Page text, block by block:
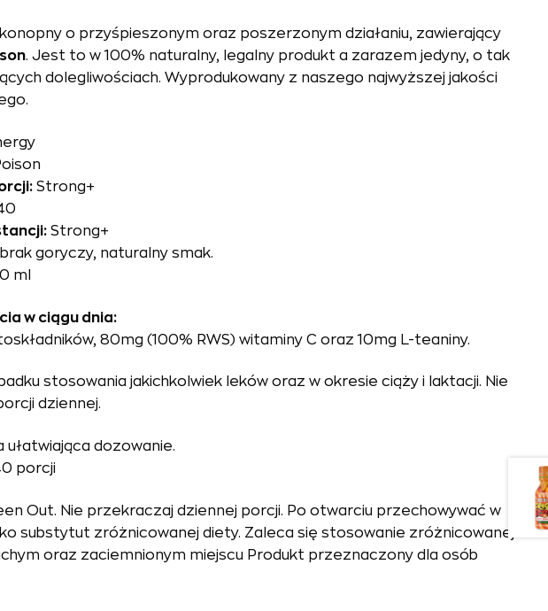
o przyśpieszonym oraz poszerzonym działaniu, zawierający
. Jest to w 100% naturalny, legalny produkt a zarazem jedyny, o tak
dolegliwościach. Wyprodukowany z naszego najwyższej jakości
Strong+
Strong+
goryczy, naturalny smak.
ml
w ciągu dnia:
80mg (100% RWS) witaminy C oraz 10mg L-teaniny.
stosowania jakichkolwiek leków oraz w okresie ciąży i laktacji. Nie
dziennej.
ułatwiająca dozowanie.
porcji
Out. Nie przekraczaj dziennej porcji. Po otwarciu przechowywać w
substytut zróżnicowanej diety. Zaleca się stosowanie zróżnicowanej
oraz zaciemnionym miejscu Produkt przeznaczony dla osób